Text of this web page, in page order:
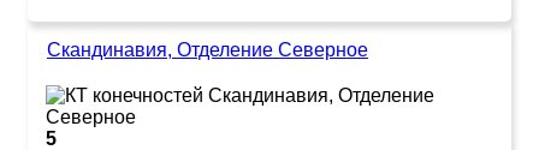
Скандинавия, Отделение Северное
5